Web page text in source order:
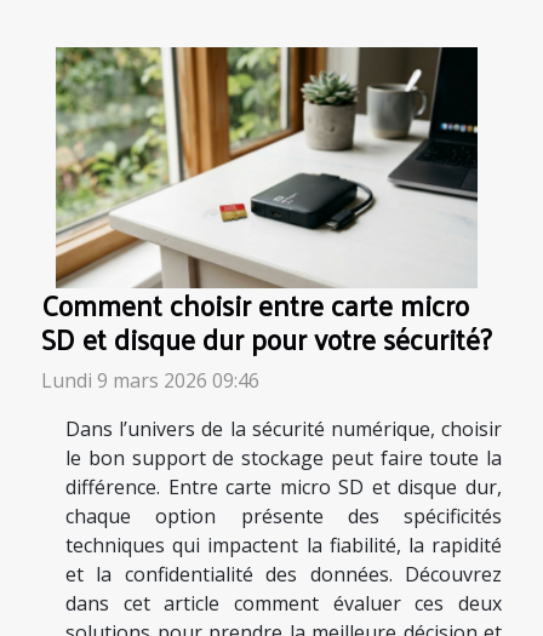
Comment choisir entre carte micro
SD et disque dur pour votre sécurité?
Lundi 9 mars 2026 09:46
Dans l’univers de la sécurité numérique, choisir
le bon support de stockage peut faire toute la
différence. Entre carte micro SD et disque dur,
chaque option présente des spécificités
techniques qui impactent la fiabilité, la rapidité
et la confidentialité des données. Découvrez
dans cet article comment évaluer ces deux